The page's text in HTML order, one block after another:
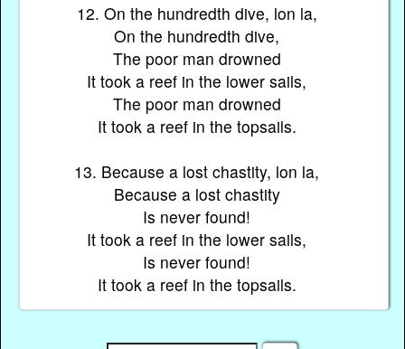
12. On the hundredth dive, lon la,
On the hundredth dive,
The poor man drowned
It took a reef in the lower sails,
The poor man drowned
It took a reef in the topsails.
13. Because a lost chastity, lon la,
Because a lost chastity
Is never found!
It took a reef in the lower sails,
Is never found!
It took a reef in the topsails.